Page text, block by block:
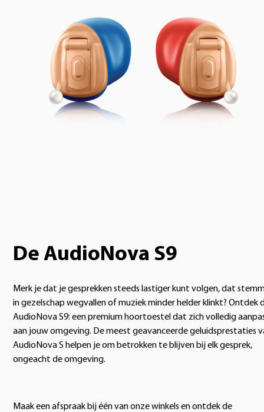
De AudioNova S9
Merk je dat je gesprekken steeds lastiger kunt volgen, dat
in gezelschap wegvallen of muziek minder helder klinkt? Ontdek
AudioNova S9: een premium hoortoestel dat zich volledig
aan jouw omgeving. De meest geavanceerde geluidsprestaties
AudioNova S helpen je om betrokken te blijven bij elk gesprek,
ongeacht de omgeving.
Maak een afspraak bij één van onze winkels en ontdek de